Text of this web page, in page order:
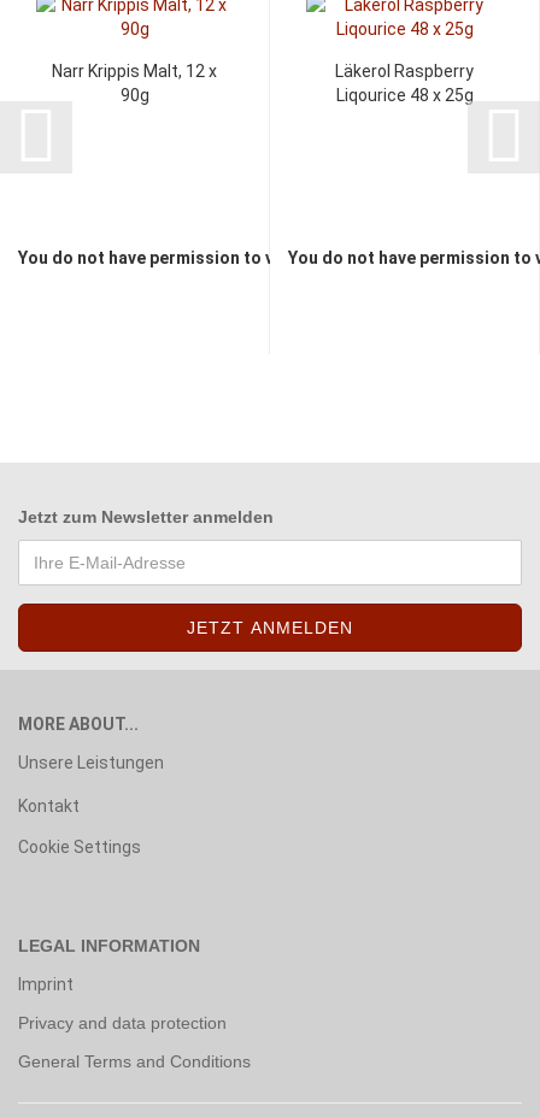
Narr Krippis Malt, 12 x
90g
You do not have permission to view the prices
Läkerol Raspberry
Liqourice 48 x 25g
You do not have permission to
Jetzt zum Newsletter anmelden
MORE ABOUT...
Unsere Leistungen
Kontakt
Cookie Settings
LEGAL INFORMATION
Imprint
Privacy and data protection
General Terms and Conditions